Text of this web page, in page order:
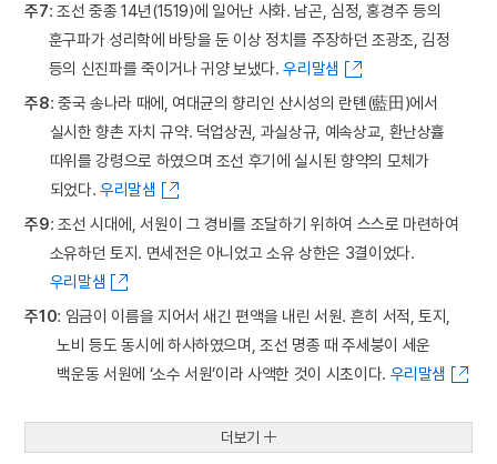
주7: 조선 중종 14년(1519)에 일어난 사화. 남곤, 심정, 홍경주 등의
훈구파가 성리학에 바탕을 둔 이상 정치를 주장하던 조광조, 김정
등의 신진파를 죽이거나 귀양 보냈다.우리말샘
주8: 중국 송나라 때에, 여대균의 향리인 산시성의 란톈(藍田)에서
실시한 향촌 자치 규약. 덕업상권, 과실상규, 예속상교, 환난상휼
따위를 강령으로 하였으며 조선 후기에 실시된 향약의 모체가
되었다. 우리말샘
주9: 조선 시대에, 서원이 그 경비를 조달하기 위하여 스스로 마련하여
소유하던 토지. 면세전은 아니었고 소유 상한은 3결이었다.
우리말샘
주10: 임금이 이름을 지어서 새긴 편액을 내린 서원. 흔히 서적, 토지,
노비 등도 동시에 하사하였으며, 조선 명종 때 주세붕이 세운
백운동 서원에 ‘소수 서원’이라 사액한 것이 시초이다. 우리말샘
더보기